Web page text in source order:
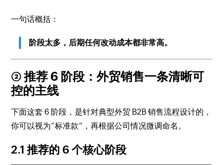
一句话概括：
阶段太多，后期任何改动成本都非常高。
② 推荐 6 阶段：外贸销售一条清晰可
控的主线
下面这套 6 阶段，是针对典型外贸 B2B 销售流程设计的，
你可以视为“标准款”，再根据公司情况微调命名。
2.1 推荐的 6 个核心阶段